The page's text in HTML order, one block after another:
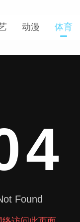
动漫 体育